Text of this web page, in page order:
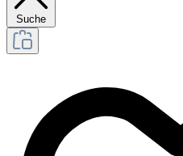
Suche